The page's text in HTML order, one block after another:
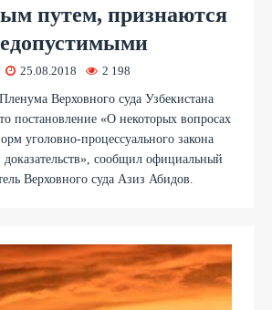
путем, признаются
25.08.2018 2 198
Верховного суда Узбекистана
постановление «О некоторых вопросах
уголовно-процессуального закона
доказательств», сообщил официальный
Верховного суда Азиз Абидов.